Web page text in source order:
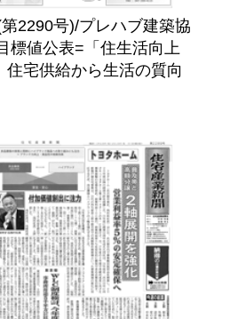
2290号)/プレハブ建築協
標値公表=「住生活向上
住宅供給から生活の質向